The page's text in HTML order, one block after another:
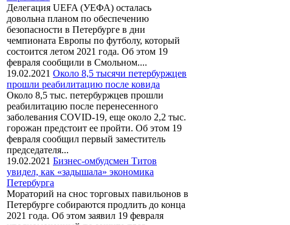
Делегация UEFA (УЕФА) осталась
довольна планом по обеспечению
безопасности в Петербурге в дни
чемпионата Европы по футболу, который
состоится летом 2021 года. Об этом 19
февраля сообщили в Смольном....
19.02.2021 Около 8,5 тысячи петербуржцев
прошли реабилитацию после ковида
Около 8,5 тыс. петербуржцев прошли
реабилитацию после перенесенного
заболевания COVID-19, еще около 2,2 тыс.
горожан предстоит ее пройти. Об этом 19
февраля сообщил первый заместитель
председателя...
19.02.2021 Бизнес-омбудсмен Титов
увидел, как «задышала» экономика
Петербурга
Мораторий на снос торговых павильонов в
Петербурге собираются продлить до конца
2021 года. Об этом заявил 19 февраля